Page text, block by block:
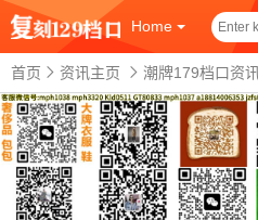
Home
首页 资讯主页 潮牌179档口资讯